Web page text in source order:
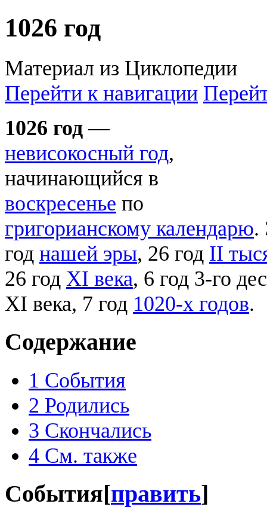
1026 год
Материал из Циклопедии
Перейти к навигации
1026 год —
невисокосный год,
начинающийся в
воскресенье по
григорианскому календарю.
год нашей эры, 26 год II
26 год XI века, 6 год 3-го
XI века, 7 год 1020-х годов.
Содержание
1 События
2 Родились
3 Скончались
4 См. также
События[править]